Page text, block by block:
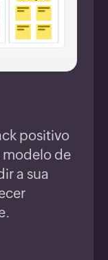
positivo
modelo de
a sua